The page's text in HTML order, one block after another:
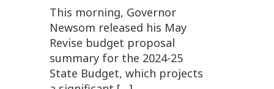
This morning, Governor
Newsom released his May
Revise budget proposal
summary for the 2024-25
State Budget, which projects